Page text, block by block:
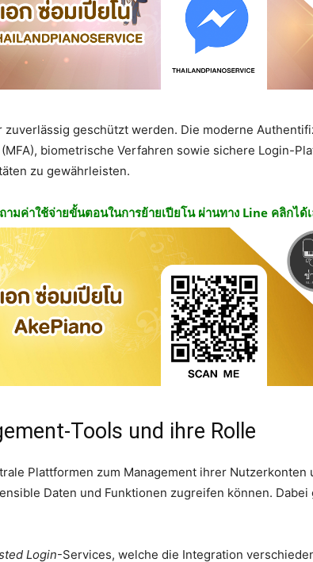
geschützt werden. Die moderne
biometrische Verfahren sowie sichere Login-
zu gewährleisten.
มค่าใช้จ่ายขั้นตอนในการย้ายเปียโน ผ่านทาง Line คลิกได้
Tools und ihre Rolle
Plattformen zum Management ihrer
Daten und Funktionen zugreifen können.
Login-Services, welche die Integration